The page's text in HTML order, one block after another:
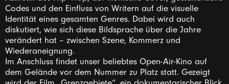
Codes und den Einfluss von Writern auf die visuelle
Identität eines gesamten Genres. Dabei wird auch
diskutiert, wie sich diese Bildsprache über die Jahre
verändert hat – zwischen Szene, Kommerz und
Wiederaneignung.
Im Anschluss findet unser beliebtes Open-Air-Kino auf
dem Gelände vor dem Nummer zu Platz statt. Gezeigt